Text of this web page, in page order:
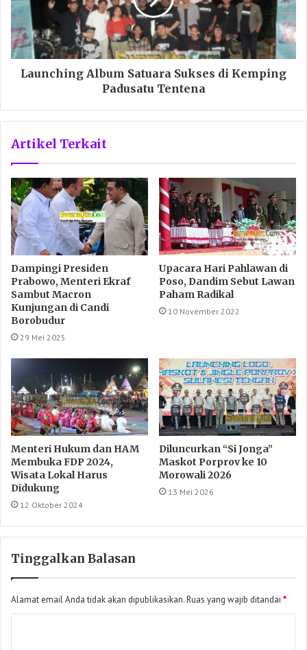
Launching Album Satuara Sukses di Kemping
Padusatu Tentena
Artikel Terkait
Dampingi Presiden
Prabowo, Menteri Ekraf
Sambut Macron
Kunjungan di Candi
Borobudur
29 Mei 2025
Upacara Hari Pahlawan di
Poso, Dandim Sebut Lawan
Paham Radikal
10 November 2022
Menteri Hukum dan HAM
Membuka FDP 2024,
Wisata Lokal Harus
Didukung
12 Oktober 2024
Diluncurkan “Si Jonga”
Maskot Porprov ke 10
Morowali 2026
13 Mei 2026
Tinggalkan Balasan
Alamat email Anda tidak akan dipublikasikan.Ruas yang wajib ditandai *